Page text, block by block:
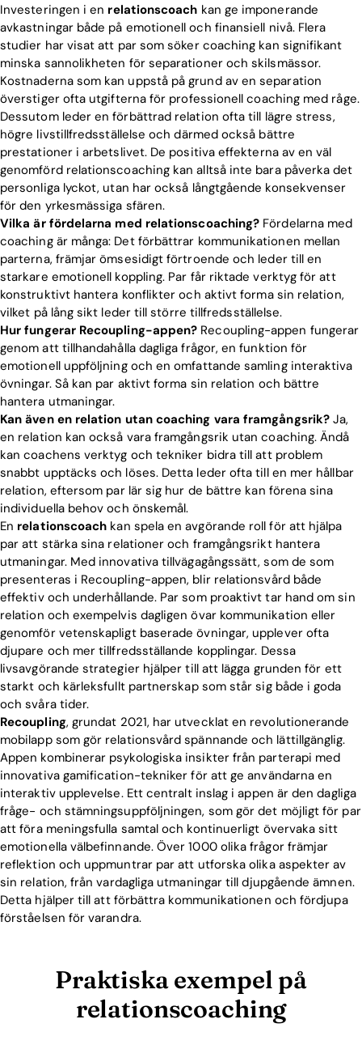
Investeringen i en relationscoach kan ge imponerande
avkastningar både på emotionell och finansiell nivå. Flera
studier har visat att par som söker coaching kan signifikant
minska sannolikheten för separationer och skilsmässor.
Kostnaderna som kan uppstå på grund av en separation
överstiger ofta utgifterna för professionell coaching med råge.
Dessutom leder en förbättrad relation ofta till lägre stress,
högre livstillfredsställelse och därmed också bättre
prestationer i arbetslivet. De positiva effekterna av en väl
genomförd relationscoaching kan alltså inte bara påverka det
personliga lyckot, utan har också långtgående konsekvenser
för den yrkesmässiga sfären.
Vilka är fördelarna med relationscoaching? Fördelarna med
coaching är många: Det förbättrar kommunikationen mellan
parterna, främjar ömsesidigt förtroende och leder till en
starkare emotionell koppling. Par får riktade verktyg för att
konstruktivt hantera konflikter och aktivt forma sin relation,
vilket på lång sikt leder till större tillfredsställelse.
Hur fungerar Recoupling-appen? Recoupling-appen fungerar
genom att tillhandahålla dagliga frågor, en funktion för
emotionell uppföljning och en omfattande samling interaktiva
övningar. Så kan par aktivt forma sin relation och bättre
hantera utmaningar.
Kan även en relation utan coaching vara framgångsrik?Ja,
en relation kan också vara framgångsrik utan coaching. Ändå
kan coachens verktyg och tekniker bidra till att problem
snabbt upptäcks och löses. Detta leder ofta till en mer hållbar
relation, eftersom par lär sig hur de bättre kan förena sina
individuella behov och önskemål.
En relationscoach kan spela en avgörande roll för att hjälpa
par att stärka sina relationer och framgångsrikt hantera
utmaningar. Med innovativa tillvägagångssätt, som de som
presenteras i Recoupling-appen, blir relationsvård både
effektiv och underhållande. Par som proaktivt tar hand om sin
relation och exempelvis dagligen övar kommunikation eller
genomför vetenskapligt baserade övningar, upplever ofta
djupare och mer tillfredsställande kopplingar. Dessa
livsavgörande strategier hjälper till att lägga grunden för ett
starkt och kärleksfullt partnerskap som står sig både i goda
och svåra tider.
Recoupling, grundat 2021, har utvecklat en revolutionerande
mobilapp som gör relationsvård spännande och lättillgänglig.
Appen kombinerar psykologiska insikter från parterapi med
innovativa gamification-tekniker för att ge användarna en
interaktiv upplevelse. Ett centralt inslag i appen är den dagliga
fråge- och stämningsuppföljningen, som gör det möjligt för par
att föra meningsfulla samtal och kontinuerligt övervaka sitt
emotionella välbefinnande. Över 1000 olika frågor främjar
reflektion och uppmuntrar par att utforska olika aspekter av
sin relation, från vardagliga utmaningar till djupgående ämnen.
Detta hjälper till att förbättra kommunikationen och fördjupa
förståelsen för varandra.
Praktiska exempel på
relationscoaching